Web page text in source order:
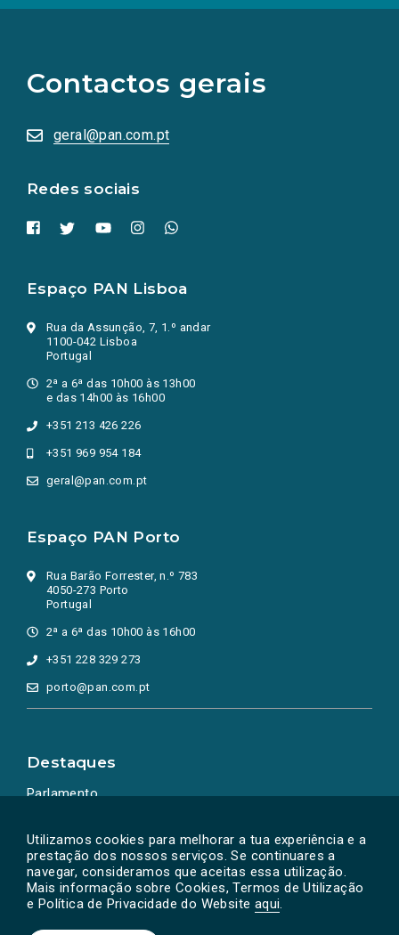
Utilizamos cookies para melhorar a tua experiência e a
prestação dos nossos serviços. Se continuares a
navegar, consideramos que aceitas essa utilização.
Mais informação sobre Cookies, Termos de Utilização
e Política de Privacidade do Website aqui.
Contactos gerais
geral@pan.com.pt
Redes sociais
redes
sociais
numa
nova
Espaço PAN Lisboa
Rua da Assunção, 7, 1.º andar
1100-042 Lisboa
Portugal
2ª a 6ª das 10h00 às 13h00
e das 14h00 às 16h00
+351 213 426 226
+351 969 954 184
geral@pan.com.pt
Espaço PAN Porto
Rua Barão Forrester, n.º 783
4050-273 Porto
Portugal
2ª a 6ª das 10h00 às 16h00
+351 228 329 273
porto@pan.com.pt
Destaques
Parlamento